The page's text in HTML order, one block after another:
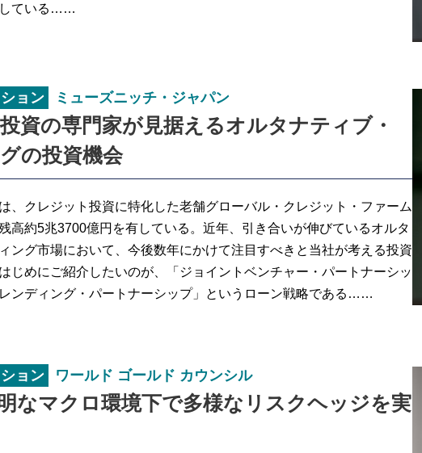
している……
ョン ミューズニッチ・ジャパン
資の専門家が見据えるオルタナティブ・
の投資機会
、クレジット投資に特化した老舗グローバル・クレジット・ファーム
高約5兆3700億円を有している。近年、引き合いが伸びているオルタ
ング市場において、今後数年にかけて注目すべきと当社が考える投資
じめにご紹介したいのが、「ジョイントベンチャー・パートナーシッ
ンディング・パートナーシップ」というローン戦略である……
ョン ワールド ゴールド カウンシル
なマクロ環境下で多様なリスクヘッジを実